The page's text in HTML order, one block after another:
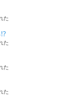
た
た
た
た